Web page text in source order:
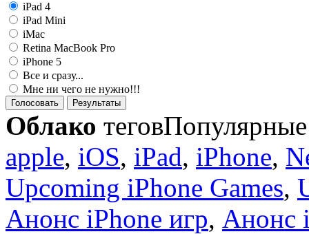
iPad 4
iPad Mini
iMac
Retina MacBook Pro
iPhone 5
Все и сразу...
Мне ни чего не нужно!!!
Голосовать Результаты
Облако теговПопулярные
apple, iOS, iPad, iPhone,
Upcoming iPhone Games,
Анонс iPhone игр, Анонс